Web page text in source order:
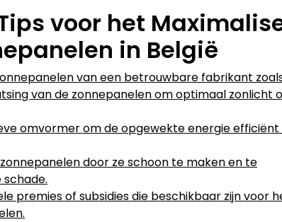
voor het
in België
van een betrouwbare fabrikant
van de zonnepanelen om optimaal zonlicht
omvormer om de opgewekte energie
door ze schoon te maken en te
premies of subsidies die beschikbaar zijn voor